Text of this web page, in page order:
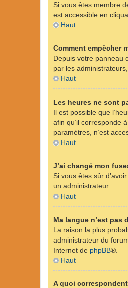
Si vous êtes membre
est accessible en
Haut
Comment empêcher
Depuis votre panneau
par les
Haut
Les heures ne sont
Il est possible que
afin qu’il corresponde
paramètres, n’est
Haut
J’ai changé mon
Si vous êtes sûr
un administrateur.
Haut
Ma langue n’est pas
La raison la plus
administrateur du
Internet de phpBB®.
Haut
A quoi